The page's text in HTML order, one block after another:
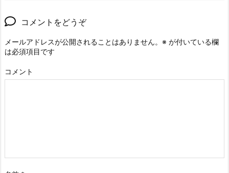
コメントをどうぞ
メールアドレスが公開されることはありません。 ※ が付いている欄
は必須項目です
コメント